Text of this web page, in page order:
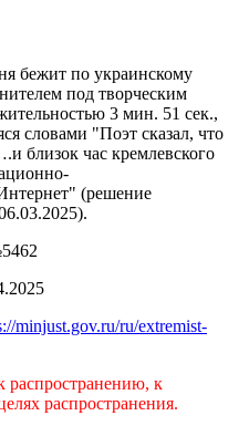
бежит по украинскому
под творческим
3 мин. 51 сек.,
словами "Поэт сказал, что
час кремлевского
(решение
minjust.gov.ru/ru/extremist-
распространению, к
распространения.